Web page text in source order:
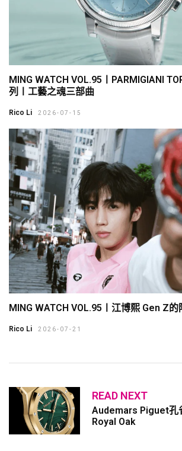
MING WATCH VOL.95〡PARMIGIANI
列〡工藝之魂三部曲
Rico Li 2026-07-15
MING WATCH VOL.95〡江博熙 Gen Z
Rico Li 2026-07-21
READ NEXT
Audemars Piguet孔
Royal Oak